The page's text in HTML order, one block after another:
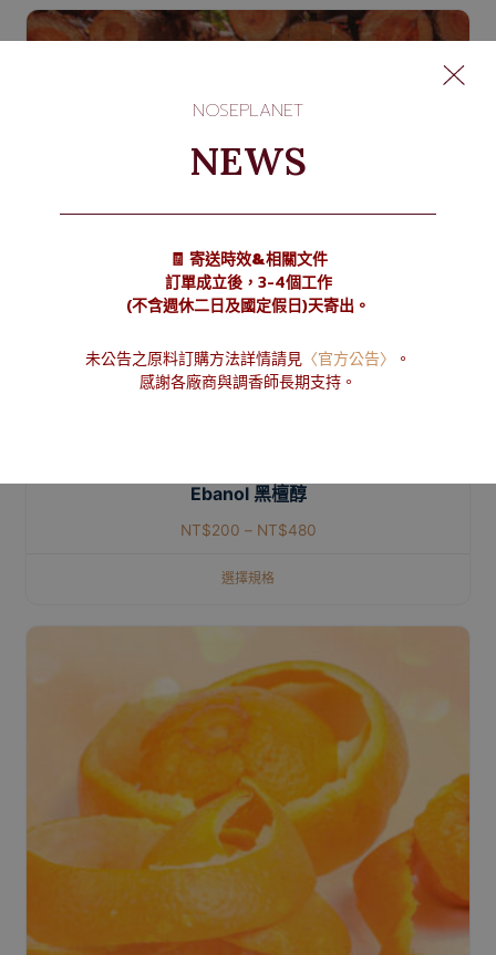
Ebanol 黑檀醇
NT$200 – NT$480
選擇規格
NOSEPLANET
NEWS
🧾 寄送時效&相關文件
訂單成立後，3-4個工作
(不含週休二日及國定假日)天寄出。
未公告之原料訂購方法詳情請見 〈官方公告〉
。
感謝各廠商與調香師長期支持。